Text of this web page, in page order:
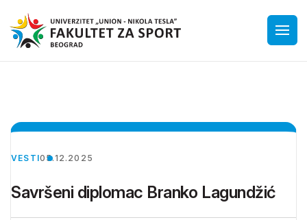
VESTI05.12.2025
Savršeni diplomac Branko Lagundžić